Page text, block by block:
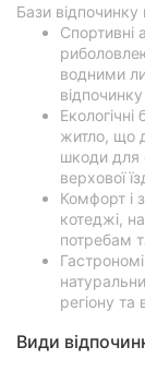
Бази
Спортивні
водними
житло, що
шкоди для
верхової
Комфорт і
котеджі,
потребам
регіону та
Види